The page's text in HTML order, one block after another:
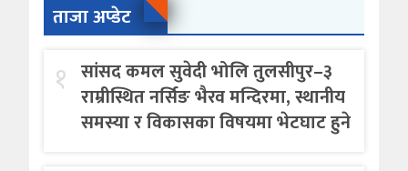
ताजा अप्डेट
१ सांसद कमल सुवेदी भोलि तुलसीपुर–३
राम्रीस्थित नर्सिङ भैरव मन्दिरमा, स्थानीय
समस्या र विकासका विषयमा भेटघाट हुने